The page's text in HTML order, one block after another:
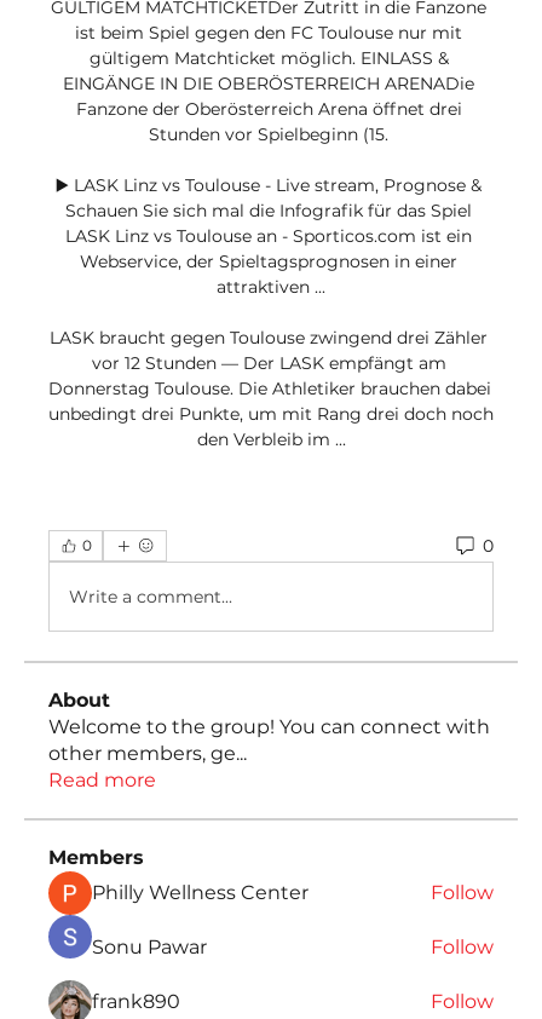
GÜLTIGEM MATCHTICKETDer Zutritt in die Fanzone
ist beim Spiel gegen den FC Toulouse nur mit
gültigem Matchticket möglich. EINLASS &
EINGÄNGE IN DIE OBERÖSTERREICH ARENADie
Fanzone der Oberösterreich Arena öffnet drei
Stunden vor Spielbeginn (15.
▶️ LASK Linz vs Toulouse - Live stream, Prognose &
Schauen Sie sich mal die Infografik für das Spiel
LASK Linz vs Toulouse an - Sporticos.com ist ein
Webservice, der Spieltagsprognosen in einer
attraktiven ...
LASK braucht gegen Toulouse zwingend drei Zähler
vor 12 Stunden — Der LASK empfängt am
Donnerstag Toulouse. Die Athletiker brauchen dabei
unbedingt drei Punkte, um mit Rang drei doch noch
den Verbleib im ...
0 0
Write a comment...
About
Welcome to the group! You can connect with
other members, ge...
Read more
Members
Philly Wellness Center
Follow
Sonu Pawar Follow
frank890 Follow